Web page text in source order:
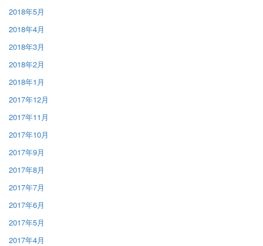
2018年5月
2018年4月
2018年3月
2018年2月
2018年1月
2017年12月
2017年11月
2017年10月
2017年9月
2017年8月
2017年7月
2017年6月
2017年5月
2017年4月